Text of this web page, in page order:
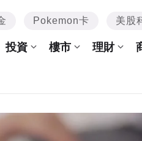
Pokemon卡 美股
投資 樓市 理財